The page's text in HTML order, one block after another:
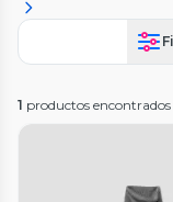
1 productos encontrados